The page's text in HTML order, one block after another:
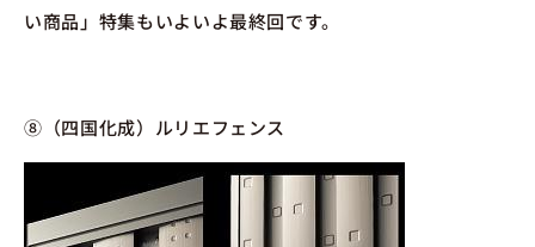
い商品」特集もいよいよ最終回です。
⑧（四国化成）ルリエフェンス